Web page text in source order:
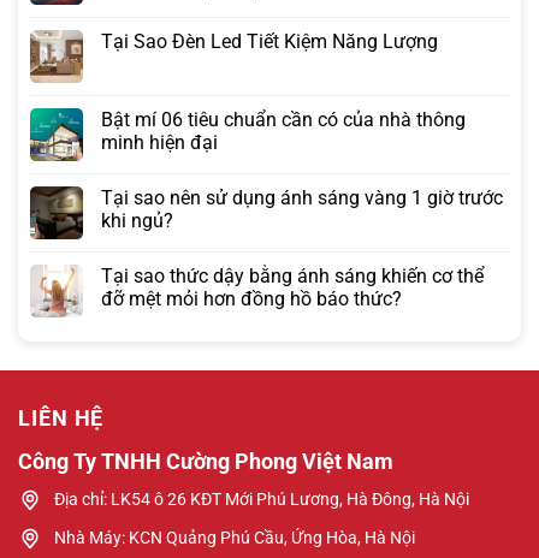
Tại Sao Đèn Led Tiết Kiệm Năng Lượng
Bật mí 06 tiêu chuẩn cần có của nhà thông
minh hiện đại
Tại sao nên sử dụng ánh sáng vàng 1 giờ trước
khi ngủ?
Tại sao thức dậy bằng ánh sáng khiến cơ thể
đỡ mệt mỏi hơn đồng hồ báo thức?
LIÊN HỆ
Công Ty TNHH Cường Phong Việt Nam
Địa chỉ: LK54 ô 26 KĐT Mới Phú Lương, Hà Đông, Hà Nội
Nhà Máy: KCN Quảng Phú Cầu, Ứng Hòa, Hà Nội